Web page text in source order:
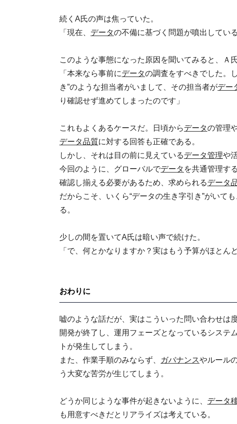
続くA氏の声は焦っていた。
「現在、 データの不備に基づく問題が噴出してい
このような事態になった原因を聞いてみると、Ａ
「本来なら事前にデータの調査をすべきでした。
き”のような担当者がいまして、その担当者がデー
り確認せず進めてしまったのです」
これもよくあるケースだ。日頃からデータの管理
データ品質に対する回答も正確である。
しかし、それは目の前に見えているデータ管理や
今回のように、グローバルでデータ を共通管理す
確認し揃える必要があるため、求められるデータ
だからこそ、いくら“データの生き字引き”がいて
る。
少しの間を置いてA氏は暗い声で続けた。
「で、何とかなりますか？実はもう予算がほと
おわりに
嘘のような話だが、実はこういった問い合わせは度
開発が終了し、運用フェーズとなっているシステ
トが発生してしまう。
また、作業手順のみならず、
ガバナンスやルール
う大変な苦労が生じてしまう。
どうか同じような事件が起きないように、 データ
も用意すべきだとリアライズは考えている。